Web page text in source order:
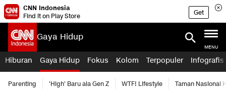
CNN Indonesia
Find it on Play Store
Get
Gaya Hidup
MENU
Hiburan Gaya Hidup Fokus Kolom Terpopuler Infografis
Parenting 'High' Baru ala Gen Z WTF! Lifestyle Taman Nasional